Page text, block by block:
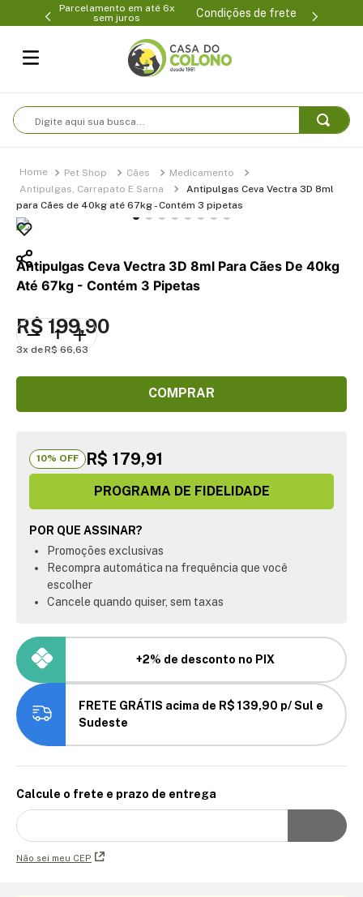
em até 6x
Condições de frete (47) 3399-0231
Digite aqui sua busca...
Pet Shop Cães
Medicamento
Antipulgas, Carrapato E Sarna
Antipulgas Ceva Vectra 3D 8ml
para Cães de 40kg até 67kg - Contém 3 pipetas
Antipulgas Ceva Vectra 3D 8ml Para Cães De 40kg
Até 67kg - Contém 3 Pipetas
R$199,90
3 R$ 66,63
COMPRAR
10% OFF R$ 179,91
PROGRAMA DE FIDELIDADE
POR QUE ASSINAR?
Promoções exclusivas
Recompra automática na frequência que você
escolher
Cancele quando quiser, sem taxas
+2% de desconto no PIX
FRETE GRÁTIS acima de R$ 139,90 p/ Sul e
Sudeste
Calcule o frete e prazo de entrega
Não sei meu CEP